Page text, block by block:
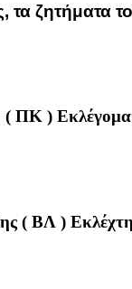
τα ζητήματα
ΠΚ )
( ΒΛ )